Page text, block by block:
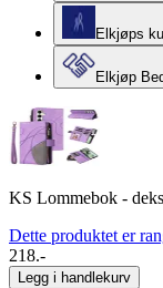
Elkjøps
Elkjøp
KS Lommebok -
Dette produktet er
218.-
Legg i handlekurv